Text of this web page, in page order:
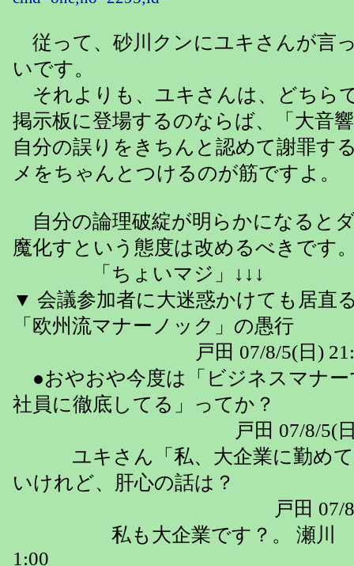
従って、砂川クンにユキさんが言
いです。
それよりも、ユキさんは、どちら
掲示板に登場するのならば、「大音
自分の誤りをきちんと認めて謝罪す
メをちゃんとつけるのが筋ですよ。
自分の論理破綻が明らかになると
魔化すという態度は改めるべきです
「ちょいマジ」↓↓↓
▼ 会議参加者に大迷惑かけても居直
「欧州流マナーノック」の愚行
戸田 07/8/5(日)
●おやおや今度は「ビジネスマナー
社員に徹底してる」ってか？
戸田 07/8/5(日)
ユキさん「私、大企業に勤めて
いけれど、肝心の話は？
戸田 07/8/17(金)
私も大企業です？。 瀬川 功
1:00